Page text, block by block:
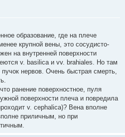
образование, где на плече
крупной вены, это сосудисто-
на внутренней поверхности
v. basilica и vv. brahiales. Но там
нервов. Очень быстрая смерть,
ранение поверхностное, пуля
поверхности плеча и повредила
v. cephalica)? Вена вполне
приличным, но при